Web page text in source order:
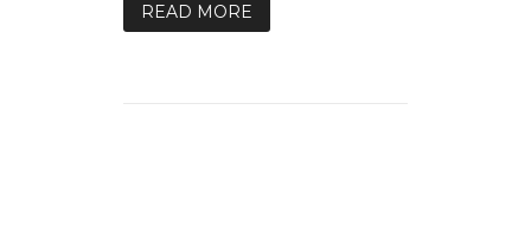
READ MORE